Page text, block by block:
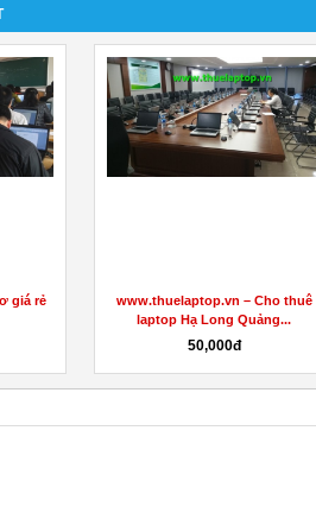
laptop
Cho thuê laptop Bắc Giang giá rẻ
năm 2023
50,000đ